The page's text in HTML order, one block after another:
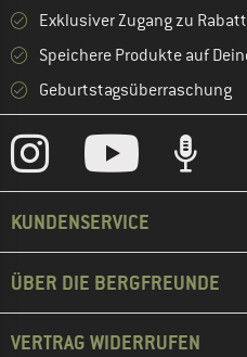
Exklusiver Zugang zu
Speichere Produkte auf
Geburtstagsüberraschung
KUNDENSERVICE
ÜBER DIE BERGFREUNDE
VERTRAG WIDERRUFEN